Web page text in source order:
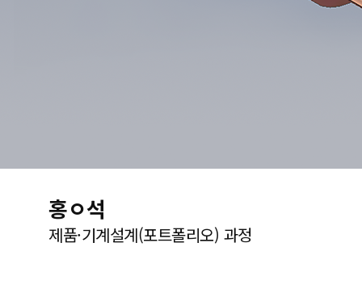
홍ㅇ석
제품·기계설계(포트폴리오) 과정